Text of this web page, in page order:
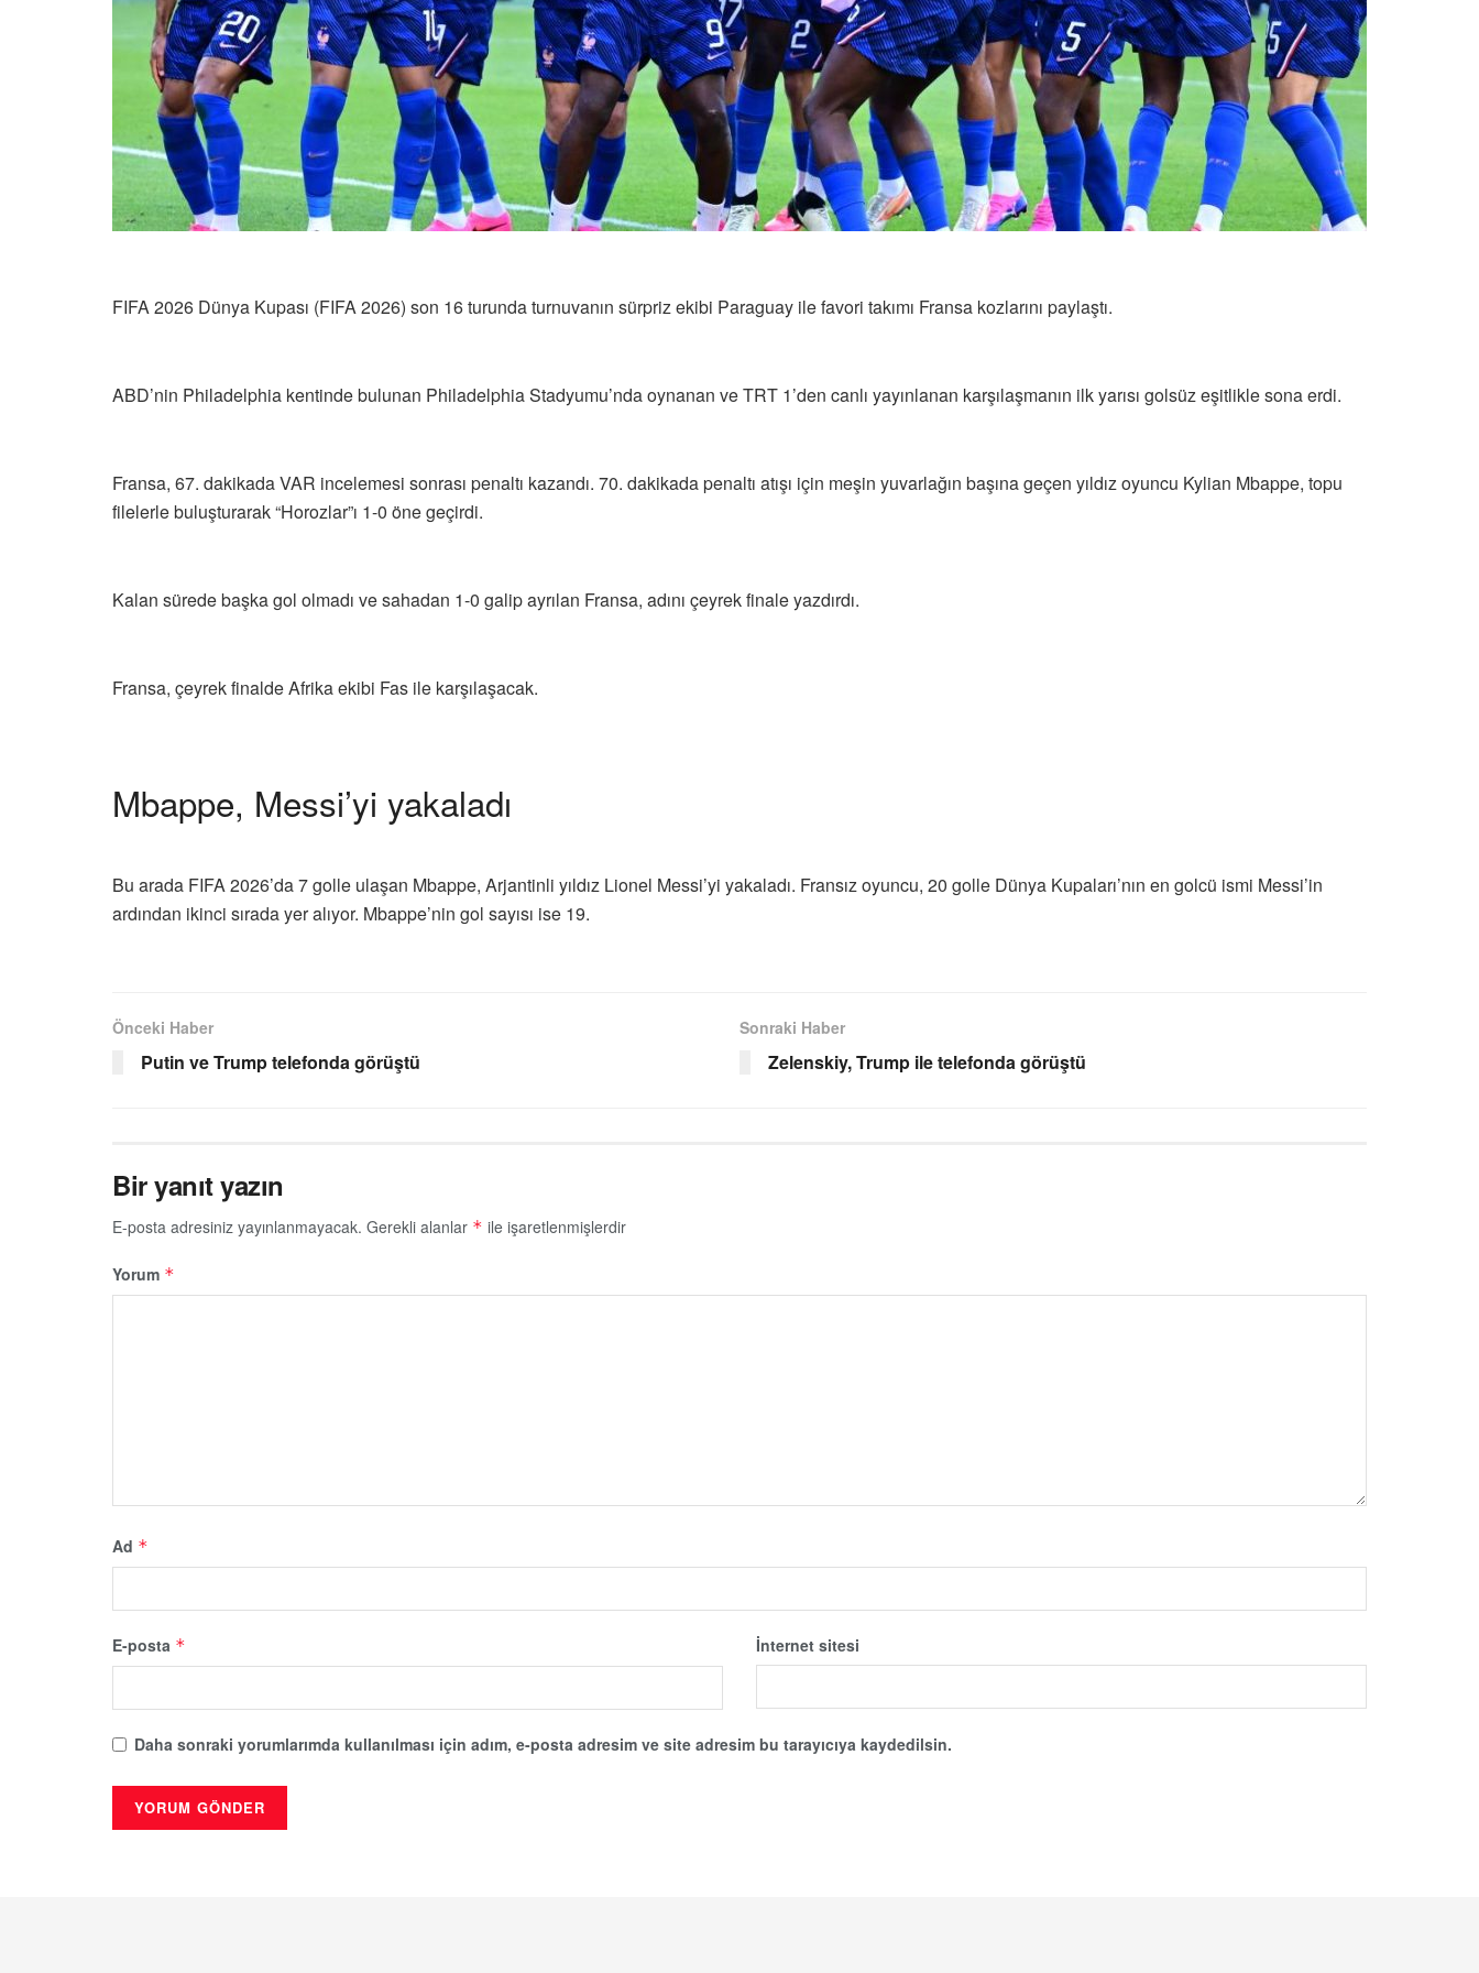
FIFA 2026 Dünya Kupası (FIFA 2026) son 16 turunda turnuvanın sürpriz ekibi Paraguay ile favori takımı Fransa kozlarını paylaştı.
ABD’nin Philadelphia kentinde bulunan Philadelphia Stadyumu’nda oynanan ve TRT 1’den canlı yayınlanan karşılaşmanın ilk yarısı golsüz eşitlikle sona erdi.
Fransa, 67. dakikada VAR incelemesi sonrası penaltı kazandı. 70. dakikada penaltı atışı için meşin yuvarlağın başına geçen yıldız oyuncu Kylian Mbappe, topu
filelerle buluşturarak “Horozlar”ı 1-0 öne geçirdi.
Kalan sürede başka gol olmadı ve sahadan 1-0 galip ayrılan Fransa, adını çeyrek finale yazdırdı.
Fransa, çeyrek finalde Afrika ekibi Fas ile karşılaşacak.
Mbappe, Messi’yi yakaladı
Bu arada FIFA 2026’da 7 golle ulaşan Mbappe, Arjantinli yıldız Lionel Messi’yi yakaladı. Fransız oyuncu, 20 golle Dünya Kupaları’nın en golcü ismi Messi’in
ardından ikinci sırada yer alıyor. Mbappe’nin gol sayısı ise 19.
Önceki Haber
Putin ve Trump telefonda görüştü
Sonraki Haber
Zelenskiy, Trump ile telefonda görüştü
Bir yanıt yazın
E-posta adresiniz yayınlanmayacak. Gerekli alanlar * ile işaretlenmişlerdir
Yorum *
Ad *
E-posta * İnternet sitesi
Daha sonraki yorumlarımda kullanılması için adım, e-posta adresim ve site adresim bu tarayıcıya kaydedilsin.